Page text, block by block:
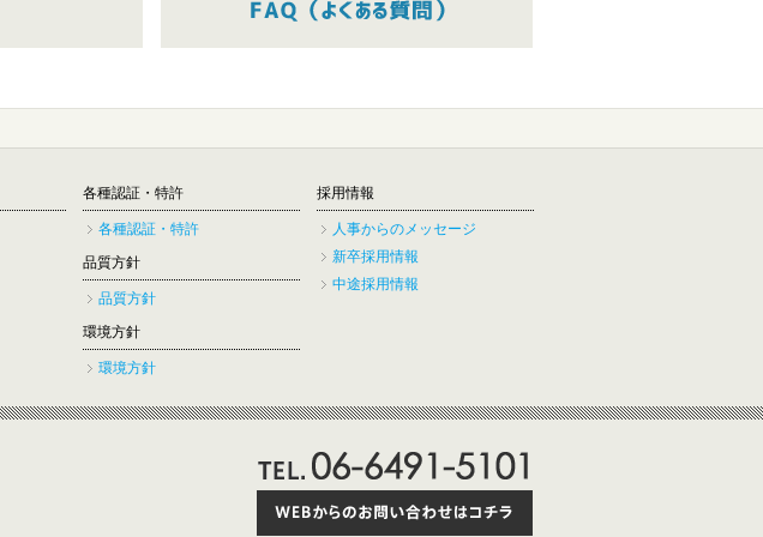
各種認証・特許
各種認証・特許
品質方針
品質方針
環境方針
環境方針
採用情報
人事からのメッセージ
新卒採用情報
中途採用情報